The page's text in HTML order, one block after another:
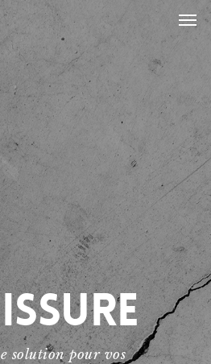
solution pour vos